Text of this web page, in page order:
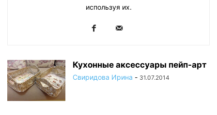
используя их.
Кухонные аксессуары пейп-арт
Свиридова Ирина - 31.07.2014